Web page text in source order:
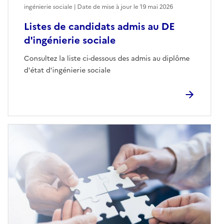
Listes de candidats admis au DE
d'ingénierie sociale
Consultez la liste ci-dessous des admis au diplôme
d'état d'ingénierie sociale
ingénierie sociale | Date de mise à jour le19 mai 2026